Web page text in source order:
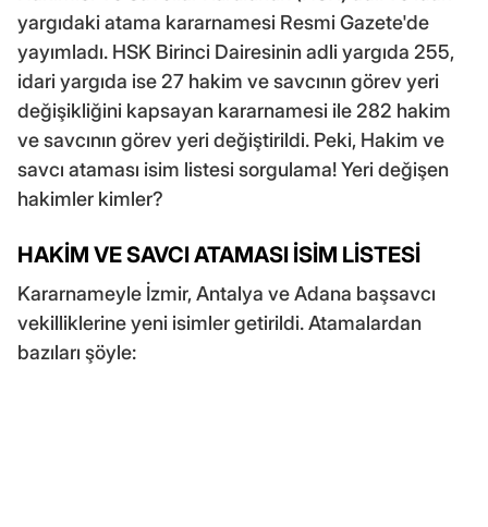
yargıdaki atama kararnamesi Resmi Gazete'de
yayımladı. HSK Birinci Dairesinin adli yargıda 255,
idari yargıda ise 27 hakim ve savcının görev yeri
değişikliğini kapsayan kararnamesi ile 282 hakim
ve savcının görev yeri değiştirildi. Peki, Hakim ve
savcı ataması isim listesi sorgulama! Yeri değişen
hakimler kimler?
HAKİM VE SAVCI ATAMASI İSİM LİSTESİ
Kararnameyle İzmir, Antalya ve Adana başsavcı
vekilliklerine yeni isimler getirildi. Atamalardan
bazıları şöyle: